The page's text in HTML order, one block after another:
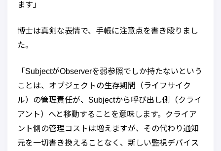
ます」
博士は真剣な表情で、手帳に注意点を書き殴りまし
た。
「SubjectがObserverを弱参照でしか持たないという
ことは、オブジェクトの生存期間（ライフサイク
ル）の管理責任が、Subjectから呼び出し側（クライ
アント）へと移動することを意味します。クライア
ント側の管理コストは増えますが、その代わり通知
元を一切書き換えることなく、新しい監視デバイス